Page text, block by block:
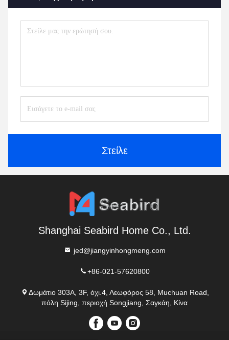
Στείλε
Shanghai Seabird Home Co., Ltd.
jed@jiangyinhongmeng.com
+86-021-57620800
Δωμάτιο 303A, 3F, όχι.4, Λεωφόρος 58, Muchuan Road,
πόλη Sijing, περιοχή Songjiang, Σαγκάη, Κίνα